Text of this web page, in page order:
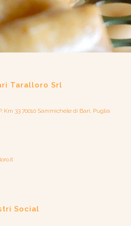
Taralloro Srl
Km 33 70010 Sammichele di Bari, Puglia
Social